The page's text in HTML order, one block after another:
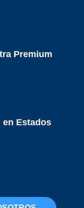
Premium
en Estados